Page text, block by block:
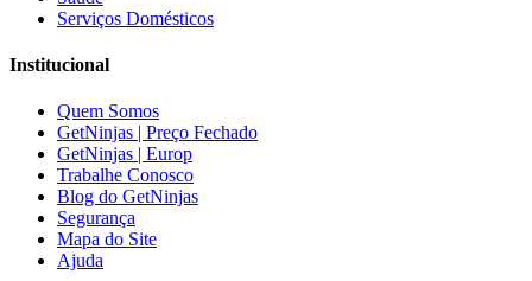
Serviços Domésticos
Institucional
Quem Somos
GetNinjas | Preço Fechado
GetNinjas | Europ
Trabalhe Conosco
Blog do GetNinjas
Segurança
Mapa do Site
Ajuda